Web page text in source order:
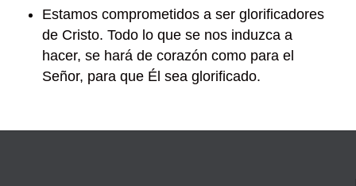
Estamos comprometidos a ser glorificadores
de Cristo. Todo lo que se nos induzca a
hacer, se hará de corazón como para el
Señor, para que Él sea glorificado.